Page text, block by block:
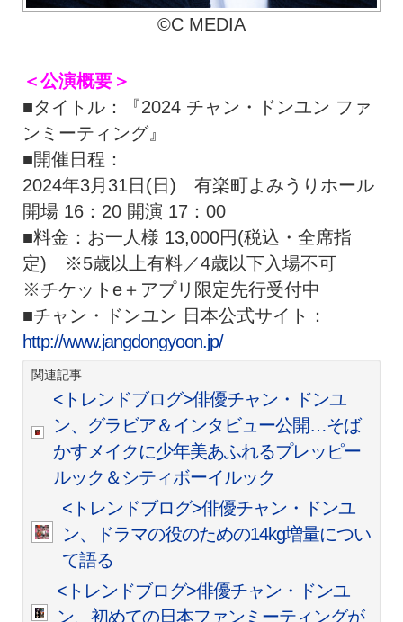
©C MEDIA
＜公演概要＞
■タイトル：『2024 チャン・ドンユン ファ
ンミーティング』
■開催日程：
2024年3月31日(日) 有楽町よみうりホール
開場 16：20 開演 17：00
■料金：お一人様 13,000円(税込・全席指
定) ※5歳以上有料／4歳以下入場不可
※チケットe＋アプリ限定先行受付中
■チャン・ドンユン 日本公式サイト：
http://www.jangdongyoon.jp/
関連記事
<トレンドブログ>俳優チャン・ドンユ
ン、グラビア＆インタビュー公開…そば
かすメイクに少年美あふれるプレッピー
ルック＆シティボーイルック
<トレンドブログ>俳優チャン・ドンユ
ン、ドラマの役のための14kg増量につい
て語る
<トレンドブログ>俳優チャン・ドンユ
ン、初めての日本ファンミーティングが